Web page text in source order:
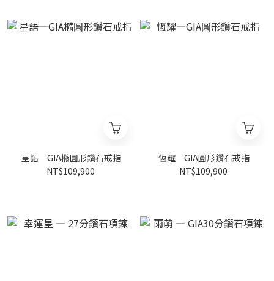
星語—GIA橢圓形鑽石戒指
NT$109,900
恆耀—GIA圓形鑽石戒指
NT$109,900